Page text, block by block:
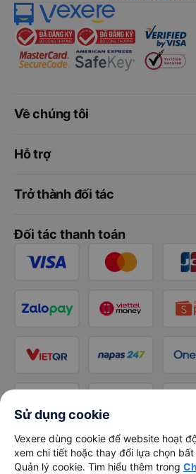
Về chúng tôi
Hỗ trợ
Trở thành đối tác
Đối tác thanh toán
Sử dụng cookie
Vexere dùng cookie để website hoạt
xem chi tiết hoặc thay đổi lựa chọn
Quản lý cookie. Tìm hiểu thêm trong